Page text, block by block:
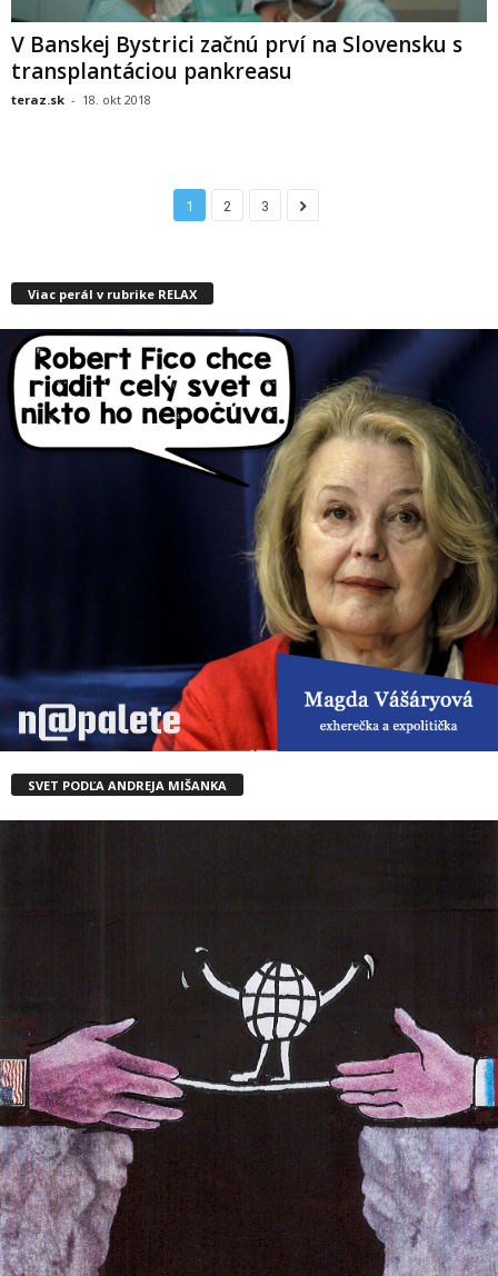
V Banskej Bystrici začnú prví na Slovensku s
transplantáciou pankreasu
teraz.sk - 18. okt 2018
1 2 3
Viac perál v rubrike RELAX
SVET PODĽA ANDREJA MIŠANKA